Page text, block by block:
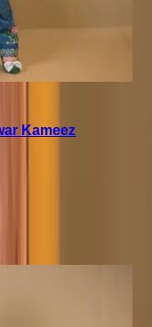
Kameez